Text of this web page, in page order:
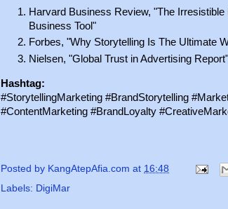
Harvard Business Review, "The
Business Tool"
Forbes, "Why Storytelling Is The Ultimate
Nielsen, "Global Trust in Advertising Report"
Hashtag:
#StorytellingMarketing #BrandStorytelling
#ContentMarketing #BrandLoyalty
Posted by KangAtepAfia.com at 16:48
Labels: DigiMar